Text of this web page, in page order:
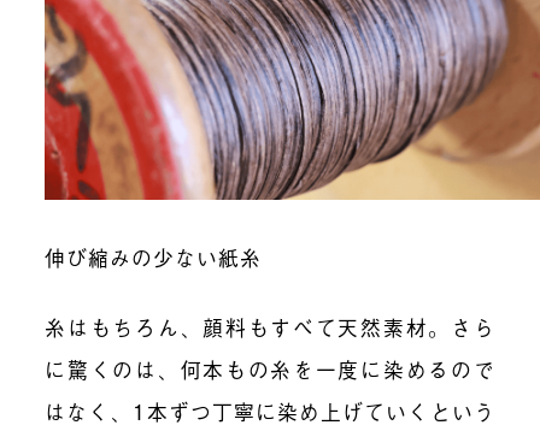
伸び縮みの少ない紙糸
糸はもちろん、顔料もすべて天然素材。さら
に驚くのは、何本もの糸を一度に染めるので
はなく、1本ずつ丁寧に染め上げていくという